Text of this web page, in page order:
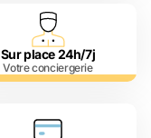
Sur place 24h/7j
Votre conciergerie